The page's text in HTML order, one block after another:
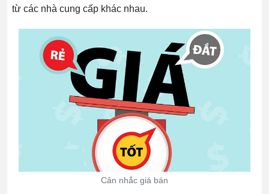
từ các nhà cung cấp khác nhau.
Cân nhắc giá bán